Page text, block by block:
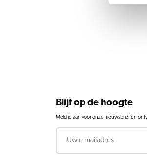
Blijf op de hoogte
Meld je aan voor onze nieuwsbrief en
E-mail